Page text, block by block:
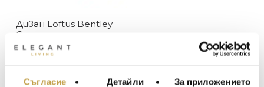
Съгласие Детайли За приложението
В наличност
Изчерпан, с опция за поръчка
ЦЕНА
Диван Loftus Bentley
Casa
73680€ (144,105.55 лв.)
МЕБЕЛИ ЗА ДОМА И